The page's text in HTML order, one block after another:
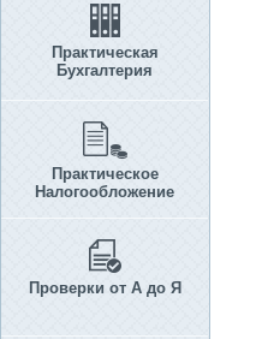
Практическая
Бухгалтерия
Практическое
Налогообложение
Проверки от А до Я